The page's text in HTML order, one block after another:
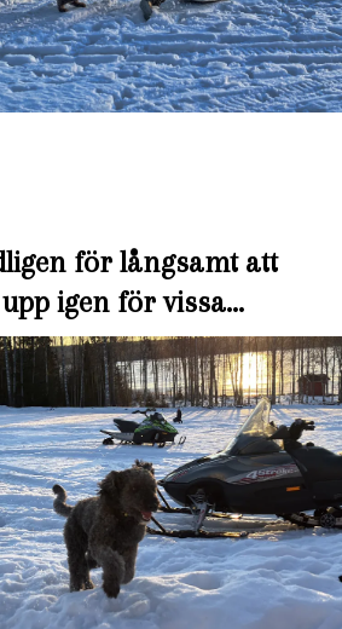
för långsamt att
igen för vissa…